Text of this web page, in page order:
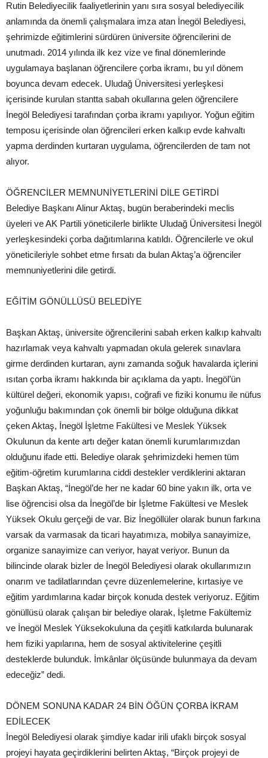
Rutin Belediyecilik faaliyetlerinin yanı sıra sosyal belediyecilik
anlamında da önemli çalışmalara imza atan İnegöl Belediyesi,
şehrimizde eğitimlerini sürdüren üniversite öğrencilerini de
unutmadı. 2014 yılında ilk kez vize ve final dönemlerinde
uygulamaya başlanan öğrencilere çorba ikramı, bu yıl dönem
boyunca devam edecek. Uludağ Üniversitesi yerleşkesi
içerisinde kurulan stantta sabah okullarına gelen öğrencilere
İnegöl Belediyesi tarafından çorba ikramı yapılıyor. Yoğun eğitim
temposu içerisinde olan öğrencileri erken kalkıp evde kahvaltı
yapma derdinden kurtaran uygulama, öğrencilerden de tam not
alıyor.
ÖĞRENCİLER MEMNUNİYETLERİNİ DİLE GETİRDİ
Belediye Başkanı Alinur Aktaş, bugün beraberindeki meclis
üyeleri ve AK Partili yöneticilerle birlikte Uludağ Üniversitesi İnegöl
yerleşkesindeki çorba dağıtımlarına katıldı. Öğrencilerle ve okul
yöneticileriyle sohbet etme fırsatı da bulan Aktaş’a öğrenciler
memnuniyetlerini dile getirdi.
EĞİTİM GÖNÜLLÜSÜ BELEDİYE
Başkan Aktaş, üniversite öğrencilerini sabah erken kalkıp kahvaltı
hazırlamak veya kahvaltı yapmadan okula gelerek sınavlara
girme derdinden kurtaran, aynı zamanda soğuk havalarda içlerini
ısıtan çorba ikramı hakkında bir açıklama da yaptı. İnegöl’ün
kültürel değeri, ekonomik yapısı, coğrafi ve fiziki konumu ile nüfus
yoğunluğu bakımından çok önemli bir bölge olduğuna dikkat
çeken Aktaş, İnegöl İşletme Fakültesi ve Meslek Yüksek
Okulunun da kente artı değer katan önemli kurumlarımızdan
olduğunu ifade etti. Belediye olarak şehrimizdeki hemen tüm
eğitim-öğretim kurumlarına ciddi destekler verdiklerini aktaran
Başkan Aktaş, “İnegöl’de her ne kadar 60 bine yakın ilk, orta ve
lise öğrencisi olsa da İnegöl’de bir İşletme Fakültesi ve Meslek
Yüksek Okulu gerçeği de var. Biz İnegöllüler olarak bunun farkına
varsak da varmasak da ticari hayatımıza, mobilya sanayimize,
organize sanayimize can veriyor, hayat veriyor. Bunun da
bilincinde olarak bizler de İnegöl Belediyesi olarak okullarımızın
onarım ve tadilatlarından çevre düzenlemelerine, kırtasiye ve
eğitim yardımlarına kadar birçok konuda destek veriyoruz. Eğitim
gönüllüsü olarak çalışan bir belediye olarak, İşletme Fakültemiz
ve İnegöl Meslek Yüksekokuluna da çeşitli katkılarda bulunarak
hem fiziki yapılarına, hem de sosyal aktivitelerine çeşitli
desteklerde bulunduk. İmkânlar ölçüsünde bulunmaya da devam
edeceğiz” dedi.
DÖNEM SONUNA KADAR 24 BİN ÖĞÜN ÇORBA İKRAM
EDİLECEK
İnegöl Belediyesi olarak şimdiye kadar irili ufaklı birçok sosyal
projeyi hayata geçirdiklerini belirten Aktaş, “Birçok projeyi de